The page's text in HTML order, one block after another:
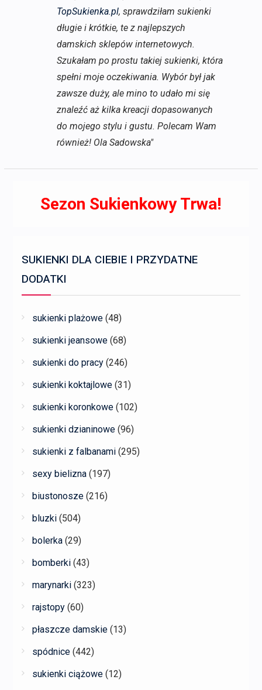
TopSukienka.pl, sprawdziłam sukienki
długie i krótkie, te z najlepszych
damskich sklepów internetowych.
Szukałam po prostu takiej sukienki, która
spełni moje oczekiwania. Wybór był jak
zawsze duży, ale mino to udało mi się
znaleźć aż kilka kreacji dopasowanych
do mojego stylu i gustu. Polecam Wam
również! Ola Sadowska"
Sezon Sukienkowy Trwa!
SUKIENKI DLA CIEBIE I PRZYDATNE
DODATKI
sukienki plażowe (48)
sukienki jeansowe (68)
sukienki do pracy (246)
sukienki koktajlowe (31)
sukienki koronkowe (102)
sukienki dzianinowe (96)
sukienki z falbanami (295)
sexy bielizna (197)
biustonosze (216)
bluzki (504)
bolerka (29)
bomberki (43)
marynarki (323)
rajstopy (60)
płaszcze damskie (13)
spódnice (442)
sukienki ciążowe (12)